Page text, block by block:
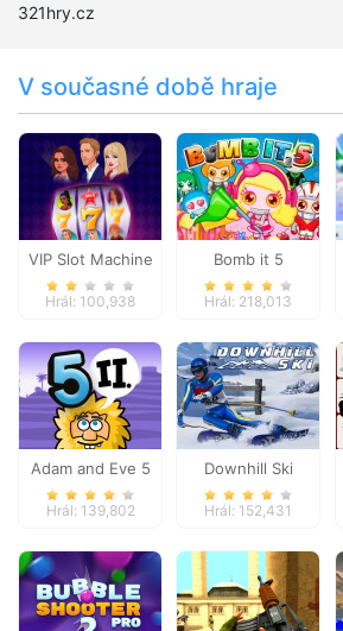
321hry.cz
V současné době hraje
VIP Slot Machine
Hrál: 100,938
Bomb it 5
Hrál: 218,013
Adam and Eve 5
Part 2
Hrál: 139,802
Downhill Ski
Hrál: 152,431